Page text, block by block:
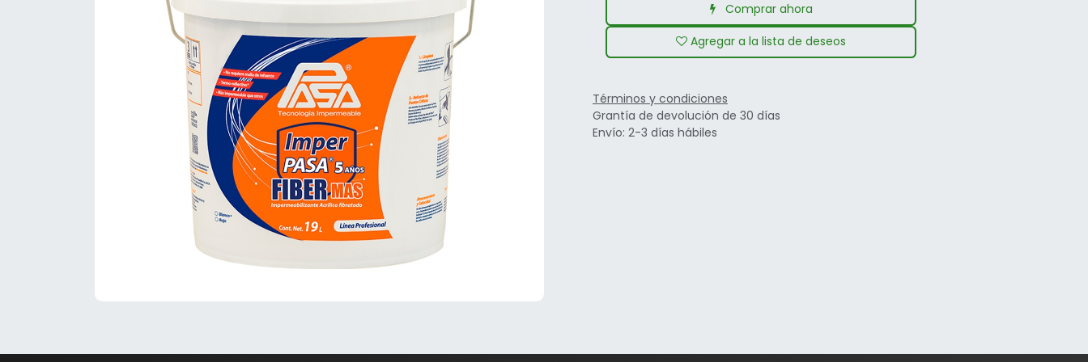
Comprar ahora
Agregar a la lista de deseos
Términos y condiciones
Grantía de devolución de 30 días
Envío: 2-3 días hábiles